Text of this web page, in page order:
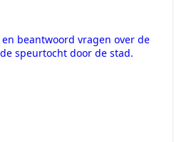
beantwoord vragen over de
speurtocht door de stad.